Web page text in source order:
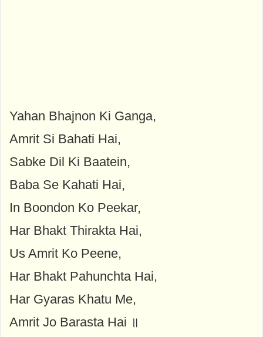
Yahan Bhajnon Ki Ganga,
Amrit Si Bahati Hai,
Sabke Dil Ki Baatein,
Baba Se Kahati Hai,
In Boondon Ko Peekar,
Har Bhakt Thirakta Hai,
Us Amrit Ko Peene,
Har Bhakt Pahunchta Hai,
Har Gyaras Khatu Me,
Amrit Jo Barasta Hai ॥